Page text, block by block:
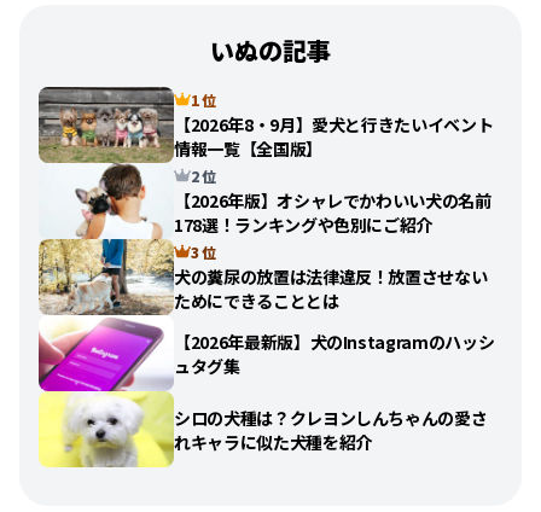
いぬの記事
1 位
【2026年8・9月】愛犬と行きたいイベント
情報一覧【全国版】
2 位
【2026年版】オシャレでかわいい犬の名前
178選！ランキングや色別にご紹介
3 位
犬の糞尿の放置は法律違反！放置させない
ためにできることとは
【2026年最新版】犬のInstagramのハッシ
ュタグ集
シロの犬種は？クレヨンしんちゃんの愛さ
れキャラに似た犬種を紹介